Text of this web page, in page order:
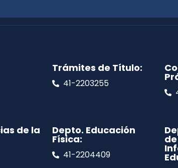
Trámites de Título:
41-2203255
de la Depto. Educación
Física:
41-2204409